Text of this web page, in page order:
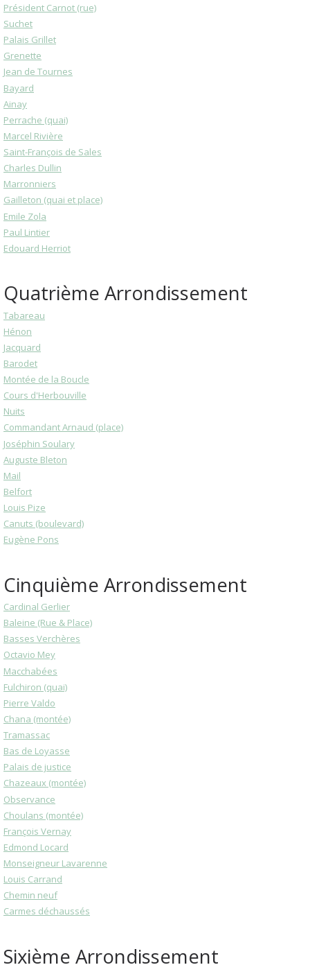
Président Carnot (rue)
Suchet
Palais Grillet
Grenette
Jean de Tournes
Bayard
Ainay
Perrache (quai)
Marcel Rivière
Saint-François de Sales
Charles Dullin
Marronniers
Gailleton (quai et place)
Emile Zola
Paul Lintier
Edouard Herriot
Quatrième Arrondissement
Tabareau
Hénon
Jacquard
Barodet
Montée de la Boucle
Cours d'Herbouville
Nuits
Commandant Arnaud (place)
Joséphin Soulary
Auguste Bleton
Mail
Belfort
Louis Pize
Canuts (boulevard)
Eugène Pons
Cinquième Arrondissement
Cardinal Gerlier
Baleine (Rue & Place)
Basses Verchères
Octavio Mey
Macchabées
Fulchiron (quai)
Pierre Valdo
Chana (montée)
Tramassac
Bas de Loyasse
Palais de justice
Chazeaux (montée)
Observance
Choulans (montée)
François Vernay
Edmond Locard
Monseigneur Lavarenne
Louis Carrand
Chemin neuf
Carmes déchaussés
Sixième Arrondissement